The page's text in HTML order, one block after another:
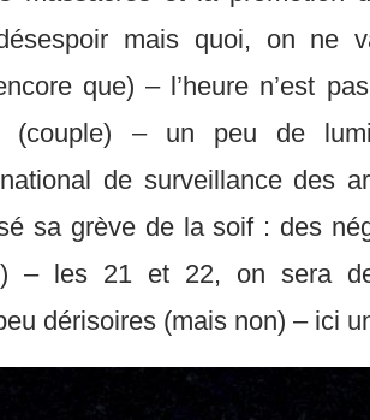
mais quoi, on ne
que) – l’heure n’est
(couple) – un peu de
de surveillance des
sa grève de la soif : des
– les 21 et 22, on sera
dérisoires (mais non) – ici